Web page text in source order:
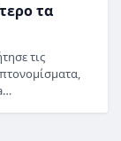
τα
τις